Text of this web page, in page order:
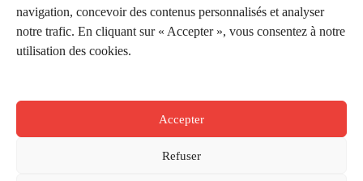
navigation, concevoir des contenus personnalisés et analyser
notre trafic. En cliquant sur « Accepter », vous consentez à notre
utilisation des cookies.
Accepter
Refuser
Application